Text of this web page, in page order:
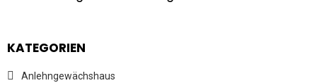
KATEGORIEN
Anlehngewächshaus